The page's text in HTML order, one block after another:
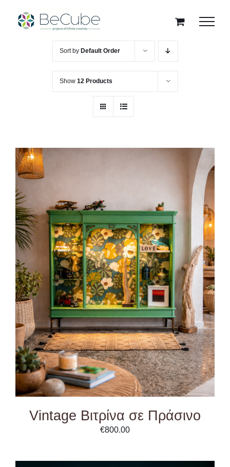
content
Sort by Default Order
Show 12 Products
ADD TO CART
/
DETAILS
Vintage Βιτρίνα σε Πράσινο
€800.00